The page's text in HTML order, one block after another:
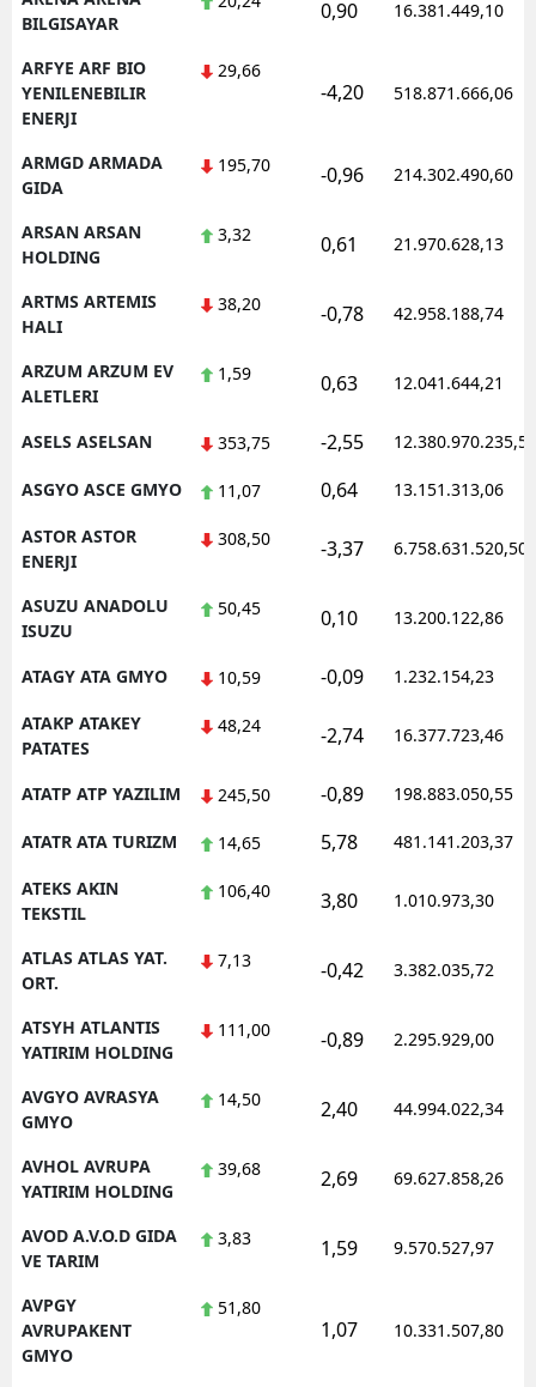
BILGISAYAR
0,90 16.381.449,10
ARFYE ARF BIO
YENILENEBILIR
ENERJI
29,66
-4,20 518.871.666,06
ARMGD ARMADA
GIDA
195,70 -0,96 214.302.490,60
ARSAN ARSAN
HOLDING
3,32 0,61 21.970.628,13
ARTMS ARTEMIS
HALI
38,20 -0,78 42.958.188,74
ARZUM ARZUM EV
ALETLERI
1,59 0,63 12.041.644,21
ASELS ASELSAN 353,75 -2,55 12.380.970.235,50
ASGYO ASCE GMYO 11,07 0,64 13.151.313,06
ASTOR ASTOR
ENERJI
308,50 -3,37 6.758.631.520,50
ASUZU ANADOLU
ISUZU
50,45 0,10 13.200.122,86
ATAGY ATA GMYO 10,59 -0,09 1.232.154,23
ATAKP ATAKEY
PATATES
48,24 -2,74 16.377.723,46
ATATP ATP YAZILIM 245,50 -0,89 198.883.050,55
ATATR ATA TURIZM 14,65 5,78 481.141.203,37
ATEKS AKIN
TEKSTIL
106,40 3,80 1.010.973,30
ATLAS ATLAS YAT.
ORT.
7,13 -0,42 3.382.035,72
ATSYH ATLANTIS
YATIRIM HOLDING
111,00 -0,89 2.295.929,00
AVGYO AVRASYA
GMYO
14,50 2,40 44.994.022,34
AVHOL AVRUPA
YATIRIM HOLDING
39,68 2,69 69.627.858,26
AVOD A.V.O.D GIDA
VE TARIM
3,83 1,59 9.570.527,97
AVPGY
AVRUPAKENT
GMYO
51,80
1,07 10.331.507,80